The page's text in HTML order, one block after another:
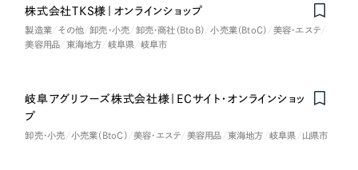
株式会社TKS様｜オンラインショップ
製造業 その他 卸売・小売 卸売・商社（BtoB） 小売業（BtoC）
美容・エステ
美容用品
東海地方 岐阜県 岐阜市
岐阜アグリフーズ株式会社様｜ECサイト・オンラインショッ
プ
卸売・小売 小売業（BtoC） 美容・エステ 美容用品 東海地方 岐阜県 山県市